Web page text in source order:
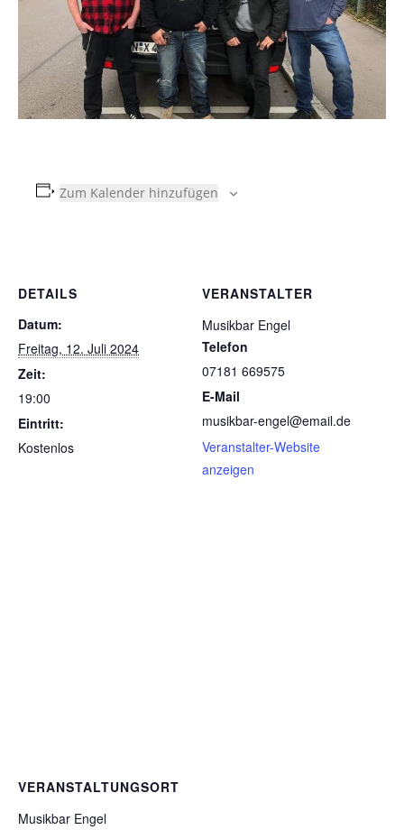
Zum Kalender hinzufügen
DETAILS
Datum:
Freitag, 12. Juli 2024
Zeit:
19:00
Eintritt:
Kostenlos
VERANSTALTER
Musikbar Engel
Telefon
07181 669575
E-Mail
musikbar-engel@email.de
Veranstalter-Website
anzeigen
VERANSTALTUNGSORT
Musikbar Engel